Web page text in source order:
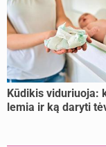
Kūdikis viduriuoja:
lemia ir ką daryti